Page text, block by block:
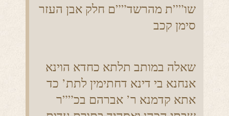
שו””ת מהרשד””ם חלק אבן העזר
סימן קכב
שאלה במותב תלתא כחדא הוינא
אנחנא בי דינא דחתימין לתת’ כד
אתא קדמנא ר’ אברהם בכ””ר